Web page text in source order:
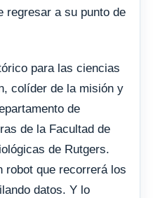
regresar a su punto de
para las ciencias
colíder de la misión y
de
de la Facultad de
de Rutgers.
robot que recorrerá los
datos. Y lo